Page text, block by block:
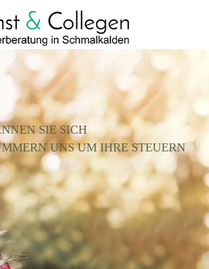
SIE SICH
UNS UM IHRE STEUERN